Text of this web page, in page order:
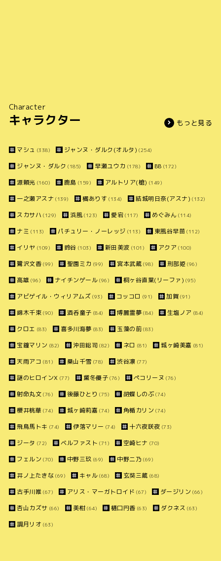
Character
キャラクター もっと見る
マシュ (338) ジャンヌ・ダルク(オルタ) (254)
ジャンヌ・ダルク (185) 早瀬ユウカ (178) BB (172)
源頼光 (160) 鹿島 (159) アルトリア(槍) (149)
一之瀬アスナ (139) 橘ありす (134) 結城明日奈(アスナ) (132)
スカサハ (129) 浜風 (123) 愛宕 (117) めぐみん (114)
ナミ (113) パチュリー・ノーレッジ (113) 東風谷早苗 (112)
イリヤ (109) 鈴谷 (103) 新田美波 (101) アクア (100)
鷺沢文香 (99) 聖園ミカ (99) 宮本武蔵 (98) 刑部姫 (96)
高雄 (96) ナイチンゲール (96) 桐ヶ谷直葉(リーファ) (95)
アビゲイル・ウィリアムズ (93) コッコロ (91) 加賀 (91)
錦木千束 (90) 酒呑童子 (84) 博麗霊夢 (84) 生塩ノア (84)
クロエ (83) 喜多川海夢 (83) 玉藻の前 (83)
宝鐘マリン (82) 沖田総司 (82) ネロ (81) 城ヶ崎美嘉 (81)
天雨アコ (81) 桑山千雪 (78) 渋谷凛 (77)
謎のヒロインX (77) 黛冬優子 (76) ペコリーヌ (76)
射命丸文 (76) 後藤ひとり (75) 胡蝶しのぶ(74)
櫻井桃華 (74) 城ヶ崎莉嘉 (74) 角楯カリン (74)
飛鳥馬トキ (74) 伊落マリー (74) 十六夜咲夜 (73)
ジータ (72) ベルファスト (71) 空崎ヒナ (70)
フェルン (70) 中野三玖 (69) 中野二乃 (69)
井ノ上たきな (69) キャル (68) 玄奘三蔵 (68)
古手川唯 (67) アリス・マーガトロイド (67) ダージリン (66)
杏山カズサ (66) 美柑 (64) 樋口円香 (63) ダクネス (63)
調月リオ (63)